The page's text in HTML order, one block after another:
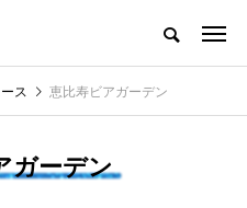
ア
ス 恵比寿ビアガーデン
ガーデン